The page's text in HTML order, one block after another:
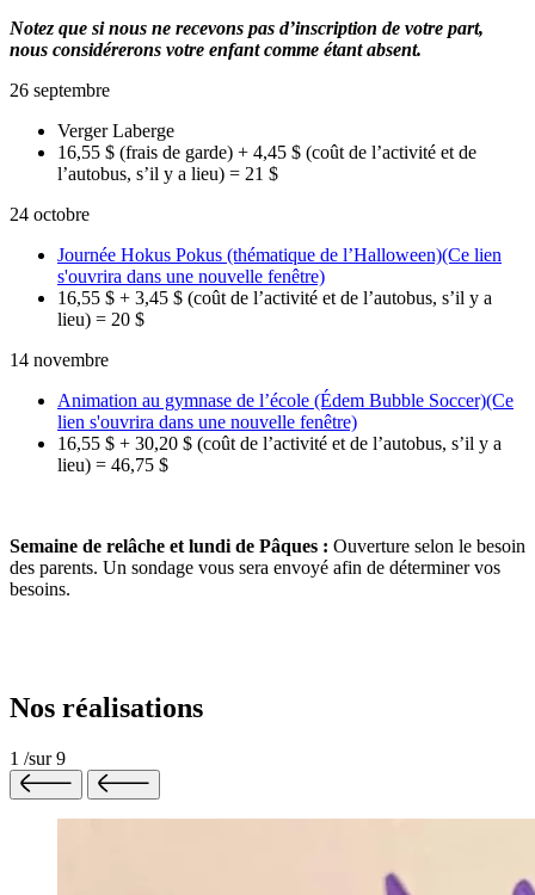
Notez que si nous ne recevons pas d’inscription de votre part,
nous considérerons votre enfant comme étant absent.
26 septembre
Verger Laberge
16,55 $ (frais de garde) + 4,45 $ (coût de l’activité et de
l’autobus, s’il y a lieu) = 21 $
24 octobre
Journée Hokus Pokus (thématique de l’Halloween)(Ce lien
s'ouvrira dans une nouvelle fenêtre)
16,55 $ + 3,45 $ (coût de l’activité et de l’autobus, s’il y a
lieu) = 20 $
14 novembre
Animation au gymnase de l’école (Édem Bubble Soccer)(Ce
lien s'ouvrira dans une nouvelle fenêtre)
16,55 $ + 30,20 $ (coût de l’activité et de l’autobus, s’il y a
lieu) = 46,75 $
Semaine de relâche et lundi de Pâques : Ouverture selon le besoin
des parents. Un sondage vous sera envoyé afin de déterminer vos
besoins.
Nos réalisations
1 /sur9